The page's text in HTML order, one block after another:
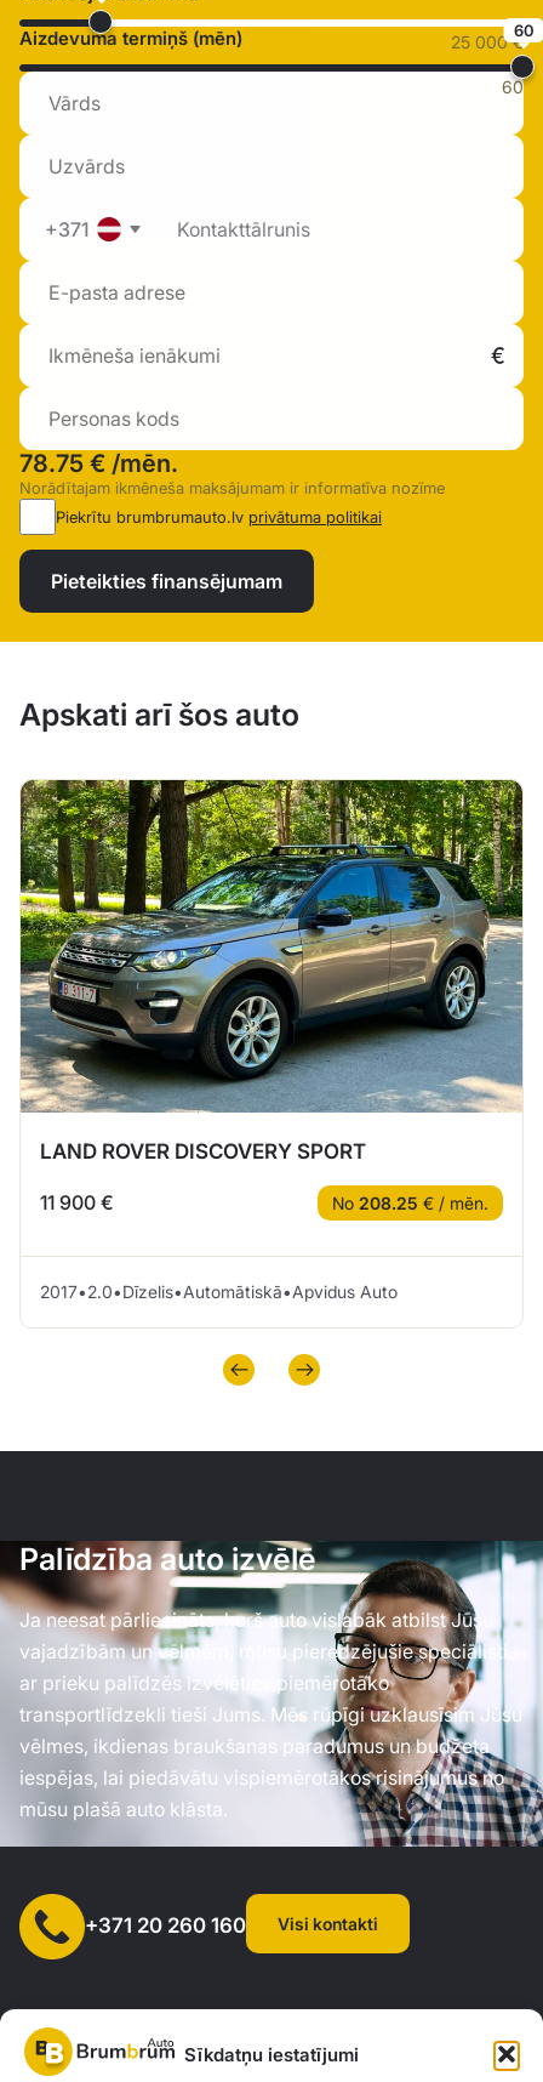
Sīkdatņu iestatījumi
25 000 €
Aizdevuma termiņš (mēn) 60
60
+371
78.75 € /mēn.
Norādītajam ikmēneša maksājumam ir informatīva nozīme
Piekrītu brumbrumauto.lv privātuma politikai
Pieteikties finansējumam
Apskati arī šos auto
LAND ROVER DISCOVERY SPORT
11 900 € No 208.25 € / mēn.
2017•2.0•Dīzelis•Automātiskā•Apvidus Auto
Palīdzība auto izvēlē
Ja neesat pārliecināts, kurš auto vislabāk atbilst Jūsu
vajadzībām un vēlmēm, mūsu pieredzējušie speciālisti
ar prieku palīdzēs izvēlēties piemērotāko
transportlīdzekli tieši Jums. Mēs rūpīgi uzklausīsim Jūsu
vēlmes, ikdienas braukšanas paradumus un budžeta
iespējas, lai piedāvātu vispiemērotākos risinājumus no
mūsu plašā auto klāsta.
+371 20 260 160 Visi kontakti